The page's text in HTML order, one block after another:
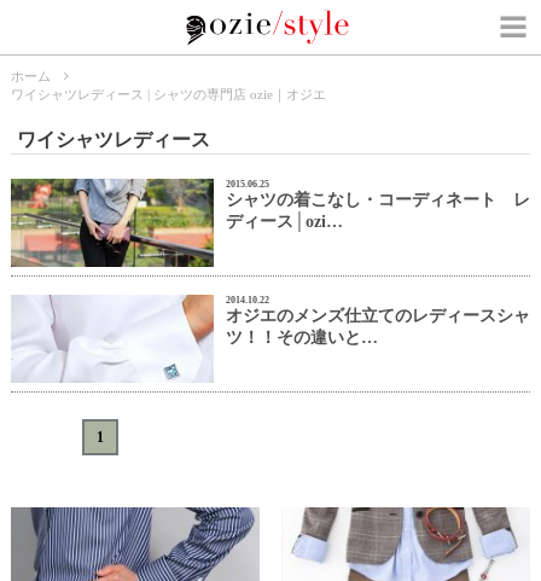
ホーム
ワイシャツレディース | シャツの専門店 ozie｜オジエ
ワイシャツレディース
2015.06.25
シャツの着こなし・コーディネート レ
ディース│ozi…
2014.10.22
オジエのメンズ仕立てのレディースシャ
ツ！！その違いと…
1